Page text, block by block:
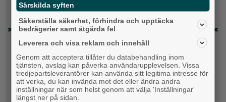
Vet ej
Topp tre denna veckan
Milstolpen: Ny tunnel är på plats under
järnvägen
Detta händer i Alingsås 3–10 augusti
Särskilda syften
Säkerställa säkerhet, förhindra och upptäcka
bedrägerier samt åtgärda fel
Leverera och visa reklam och innehåll
Genom att acceptera tillåter du databehandling inom
tjänsten, avslag kan påverka användarupplevelsen. Vissa
tredjepartsleverantörer kan använda sitt legitima intresse för
att verka, du kan invända mot det eller ändra andra
inställningar när som helst genom att välja 'Inställningar'
längst ner på sidan.